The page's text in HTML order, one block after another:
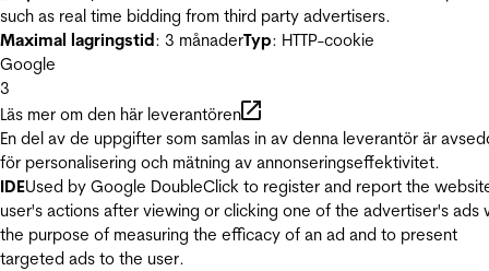
such as real time bidding from third party advertisers.
Maximal lagringstid: 3 månaderTyp: HTTP-cookie
Google
3
Läs mer om den här leverantören
En del av de uppgifter som samlas in av denna leverantör är
för personalisering och mätning av annonseringseffektivitet.
IDEUsed by Google DoubleClick to register and report the
user's actions after viewing or clicking one of the advertiser's ads
the purpose of measuring the efficacy of an ad and to present
targeted ads to the user.